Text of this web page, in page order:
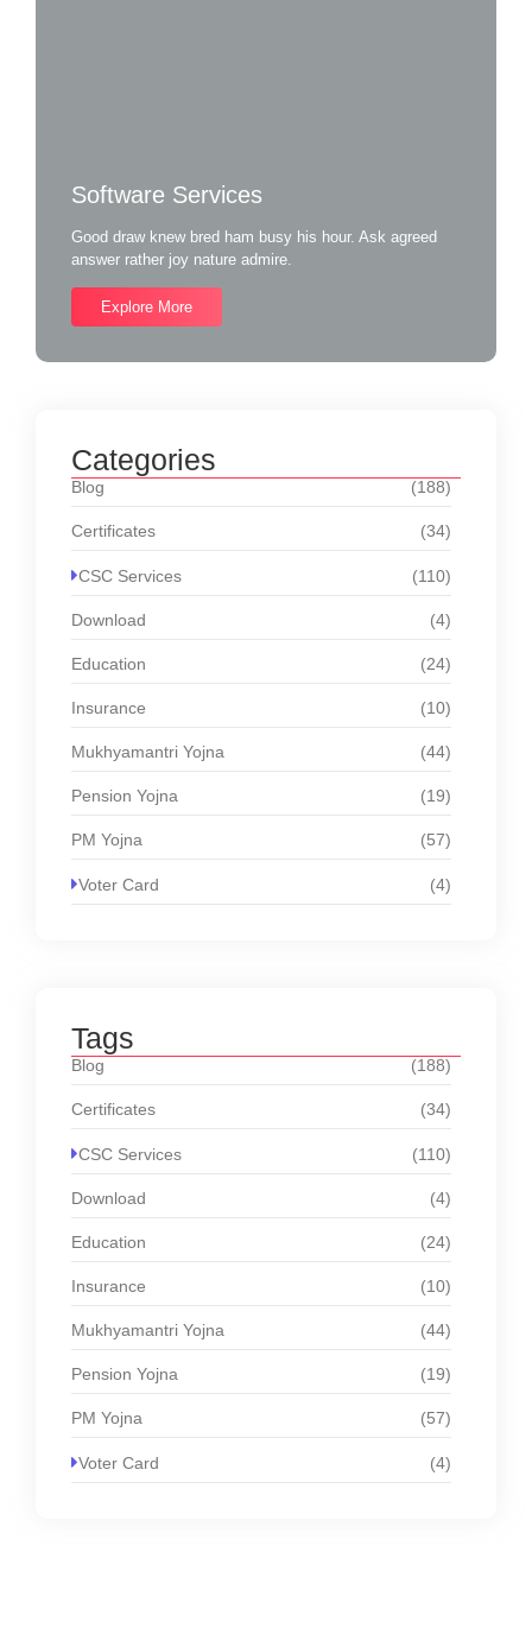
Software Services
Good draw knew bred ham busy his hour. Ask agreed
answer rather joy nature admire.
Explore More
Categories
Blog (188)
Certificates (34)
CSC Services (110)
Download (4)
Education (24)
Insurance (10)
Mukhyamantri Yojna (44)
Pension Yojna (19)
PM Yojna (57)
Voter Card (4)
Tags
Blog (188)
Certificates (34)
CSC Services (110)
Download (4)
Education (24)
Insurance (10)
Mukhyamantri Yojna (44)
Pension Yojna (19)
PM Yojna (57)
Voter Card (4)